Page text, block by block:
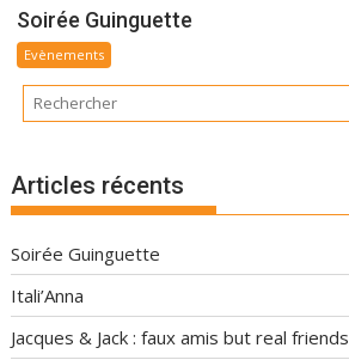
Soirée Guinguette
Evènements
Articles récents
Soirée Guinguette
Itali’Anna
Jacques & Jack : faux amis but real friends